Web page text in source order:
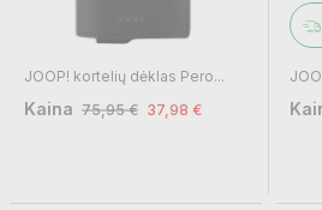
JOOP! kortelių dėklas Pero...
Kaina 75,95 € 37,98 €